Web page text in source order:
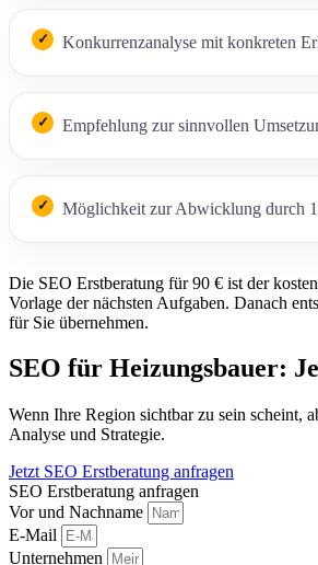
Konkurrenzanalyse mit konkreten
Empfehlung zur sinnvollen
Möglichkeit zur Abwicklung durch
Die SEO Erstberatung für 90 € ist der
Vorlage der nächsten Aufgaben. Danach
für Sie übernehmen.
SEO für Heizungsbauer:
Wenn Ihre Region sichtbar zu sein scheint,
Analyse und Strategie.
Jetzt SEO Erstberatung anfragen
SEO Erstberatung anfragen
Vor und Nachname
E-Mail
Unternehmen